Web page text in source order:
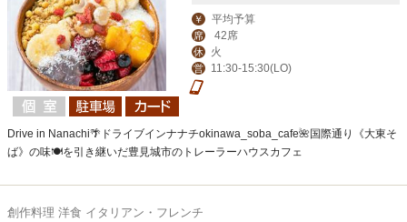
￥ 平均予算
席 42席
休 火
営 11:30-15:30(LO)
Drive in Nanachi🌴ドライブインナナチokinawa_soba_cafe🌺国際通り《大東そ
ば》の味🍽を引き継いだ豊見城市のトレーラーハウスカフェ
創作料理 洋食 イタリアン・フレンチ